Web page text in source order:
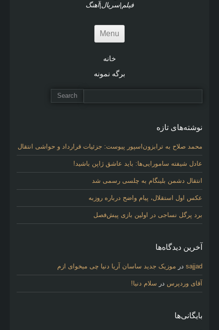
فیلم|سریال|آهنگ
Menu
خانه
برگه نمونه
نوشته‌های تازه
محمد صلاح به ترابزون‌اسپور پیوست: جزئیات قرارداد و حواشی انتقال
عادل شیفته سامورایی‌ها: باید عاشق ژاپن باشید!
انتقال دشمن بلینگام به چلسی رسمی شد
عکس اول استقلال، پیام واضح درباره روزبه
برد پرگل نساجی در اولین بازی پیش‌فصل
آخرین دیدگاه‌ها
sajjad در موزیک جدید ساسان آریا دنیا چی میخوای ازم
آقای وردپرس در سلام دنیا!
بایگانی‌ها